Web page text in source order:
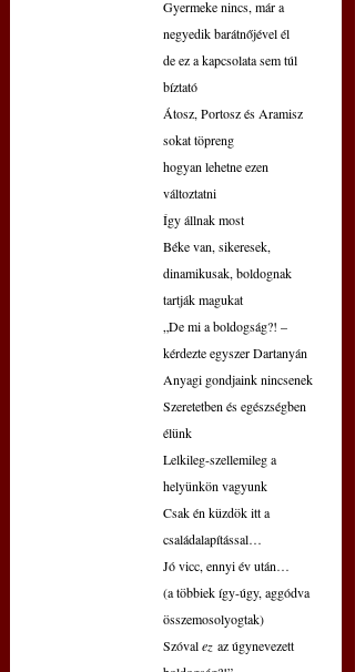
Gyermeke nincs, már a
negyedik barátnőjével él
de ez a kapcsolata sem túl
bíztató
Átosz, Portosz és Aramisz
sokat töpreng
hogyan lehetne ezen
változtatni
Így állnak most
Béke van, sikeresek,
dinamikusak, boldognak
tartják magukat
„De mi a boldogság?! –
kérdezte egyszer Dartanyán
Anyagi gondjaink nincsenek
Szeretetben és egészségben
élünk
Lelkileg-szellemileg a
helyünkön vagyunk
Csak én küzdök itt a
családalapítással…
Jó vicc, ennyi év után…
(a többiek így-úgy, aggódva
összemosolyogtak)
Szóval ez az úgynevezett